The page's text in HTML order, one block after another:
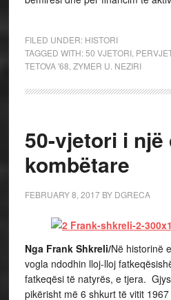
FILED UNDER: HISTORI
TAGGED WITH:50 VJETORI,
TETOVA '68 ZYMER U. NEZIRI
50-vjetori i
kombëtare
FEBRUARY 8, 2017BY DGRECA
Nga Frank Shkreli/Në historinë
vogla ndodhin lloj-lloj
fatkeqësi të natyrës, e tjera.
pikërisht më 6 shkurt të vitit